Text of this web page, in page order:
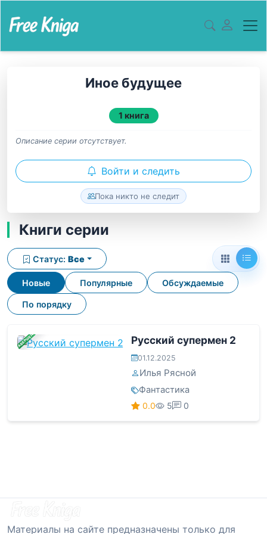
Иное будущее
1 книга
Описание серии отсутствует.
Войти и следить
Пока никто не следит
Книги серии
Новые Популярные Обсуждаемые
По порядку
Статус: Все
ЗАВЕРШЕНА Русский супермен 2
01.12.2025
Илья Рясной
Фантастика
0.0 5 0
Материалы на сайте предназначены только для